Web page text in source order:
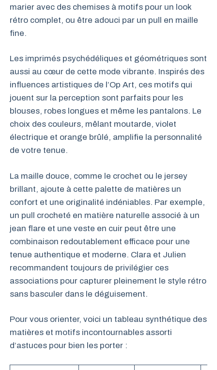
marier avec des chemises à motifs pour un look
rétro complet, ou être adouci par un pull en maille
fine.
Les imprimés psychédéliques et géométriques sont
aussi au cœur de cette mode vibrante. Inspirés des
influences artistiques de l’Op Art, ces motifs qui
jouent sur la perception sont parfaits pour les
blouses, robes longues et même les pantalons. Le
choix des couleurs, mêlant moutarde, violet
électrique et orange brûlé, amplifie la personnalité
de votre tenue.
La maille douce, comme le crochet ou le jersey
brillant, ajoute à cette palette de matières un
confort et une originalité indéniables. Par exemple,
un pull crocheté en matière naturelle associé à un
jean flare et une veste en cuir peut être une
combinaison redoutablement efficace pour une
tenue authentique et moderne. Clara et Julien
recommandent toujours de privilégier ces
associations pour capturer pleinement le style rétro
sans basculer dans le déguisement.
Pour vous orienter, voici un tableau synthétique des
matières et motifs incontournables assorti
d’astuces pour bien les porter :